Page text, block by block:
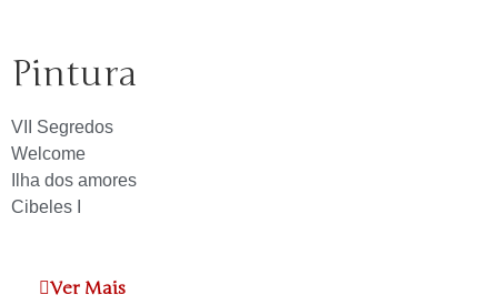
Pintura
VII Segredos
Welcome
Ilha dos amores
Cibeles I
Ver Mais